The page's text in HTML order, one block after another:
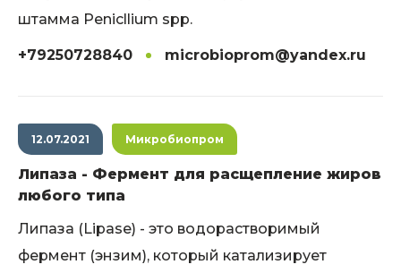
штамма Penicllium spp.
+79250728840 microbioprom@yandex.ru
12.07.2021 Микробиопром
Липаза - Фермент для расщепление жиров
любого типа
Липаза (Lipase) - это водорастворимый
фермент (энзим), который катализирует